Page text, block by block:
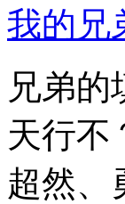
我的兄
兄弟
天行不
超然、